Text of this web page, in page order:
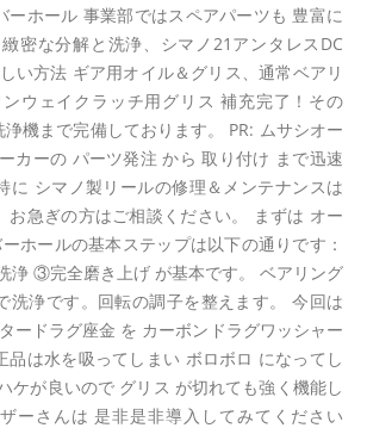
ーホール 事業部ではスペアパーツも 豊富に
密な分解と洗浄、シマノ21アンタレスDC
い方法 ギア用オイル＆グリス、通常ベアリ
ウェイクラッチ用グリス 補充完了！その
機まで完備しております。 PR: ムサシオー
カーの パーツ発注 から 取り付け まで迅速
に シマノ製リールの修理＆メンテナンスは
お急ぎの方はご相談ください。 まずは オー
ホールの基本ステップは以下の通りです：
③完全磨き上げ が基本です。 ベアリング
洗浄です。回転の調子を整えます。 今回は
ードラグ座金 を カーボンドラグワッシャー
品は水を吸ってしまい ボロボロ になってし
ケが良いので グリス が切れても強く機能し
ーさんは 是非是非導入してみてください